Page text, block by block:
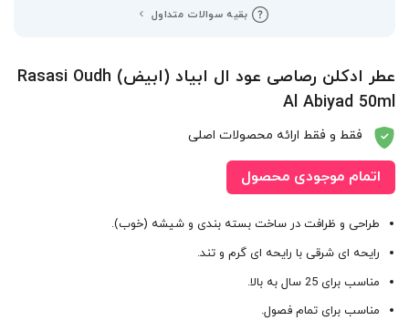
عطر ادکلن رصاصی عود ال ابیاد (ابیض) Rasasi Oudh
Al Abiyad 50ml
فقط و فقط ارائه محصولات اصلی
اتمام موجودی محصول
طراحی و ظرافت در ساخت بسته بندی و شیشه (خوب).
رایحه ای شرقی با رایحه ای گرم و تند.
مناسب برای 25 سال به بالا.
مناسب برای تمام فصول.
بقیه سوالات متداول